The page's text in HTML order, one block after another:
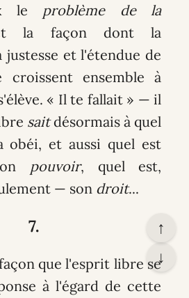
le problème de la
la façon dont la
justesse et l'étendue de
croissent ensemble à
« Il te fallait » — il
saitdésormais à quel
et aussi quel est
pouvoir, quel est,
— son droit...
7.
que l'esprit libre se
à l'égard de cette
↑
↓